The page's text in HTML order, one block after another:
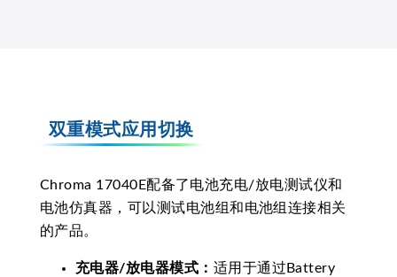
双重模式应用切换
Chroma 17040E配备了电池充电/放电测试仪和
电池仿真器，可以测试电池组和电池组连接相关
的产品。
充电器/放电器模式： 适用于通过Battery